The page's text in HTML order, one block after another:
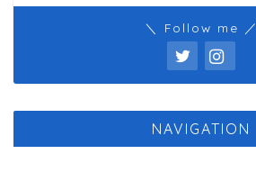
＼ Follow me ／
NAVIGATION